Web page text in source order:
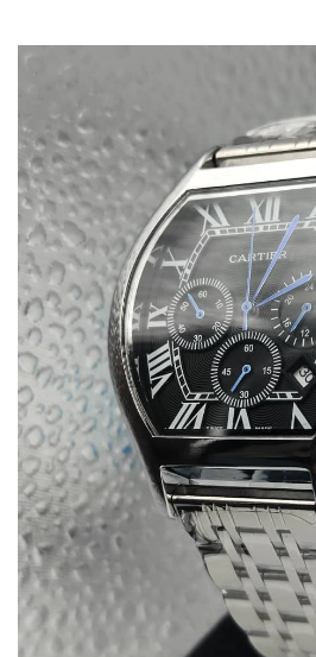
SOLUTIONS AUX ENTREPRISES
MON COMPTE
AWASHOP
VEILLE JURIDIQUE ET FISCALE
LES ANALYSES